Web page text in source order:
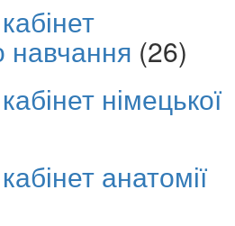
навчання (26)
німецької
анатомії